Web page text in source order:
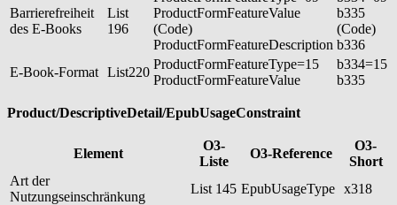
Barrierefreiheit
des E-Books
List
196
ProductFormFeatureValue
(Code)
ProductFormFeatureDescription
b335
(Code)
b336
E-Book-Format List220
ProductFormFeatureType=15
ProductFormFeatureValue
b334=15
b335
Product/DescriptiveDetail/EpubUsageConstraint
Element
O3-
Liste
O3-Reference
O3-
Short
Art der
Nutzungseinschränkung
List 145 EpubUsageType x318